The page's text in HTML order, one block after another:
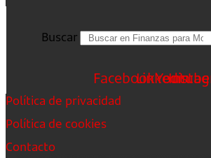
Buscar
FacebookLinkedin
Youtube
Política de privacidad
Política de cookies
Contacto